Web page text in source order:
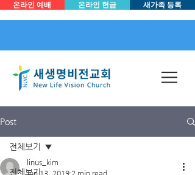
온라인 예배 온라인 헌금 새가족 등록
Post
전체보기
전체보기
linus_kim
Jun 13, 2019 2 min read